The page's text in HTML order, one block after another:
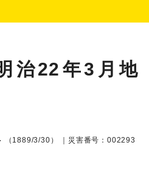
治22年3月地
（1889/3/30）
｜災害番号：002293